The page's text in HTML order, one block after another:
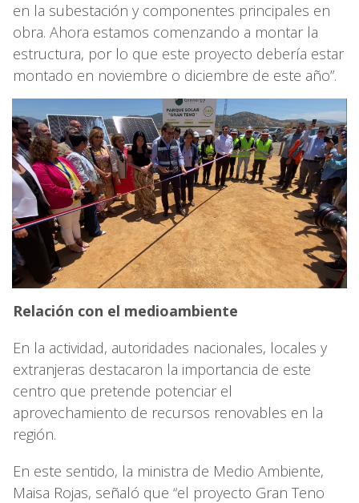
en la subestación y componentes principales en
obra. Ahora estamos comenzando a montar la
estructura, por lo que este proyecto debería estar
montado en noviembre o diciembre de este año”.
Relación con el medioambiente
En la actividad, autoridades nacionales, locales y
extranjeras destacaron la importancia de este
centro que pretende potenciar el
aprovechamiento de recursos renovables en la
región.
En este sentido, la ministra de Medio Ambiente,
Maisa Rojas, señaló que “el proyecto Gran Teno